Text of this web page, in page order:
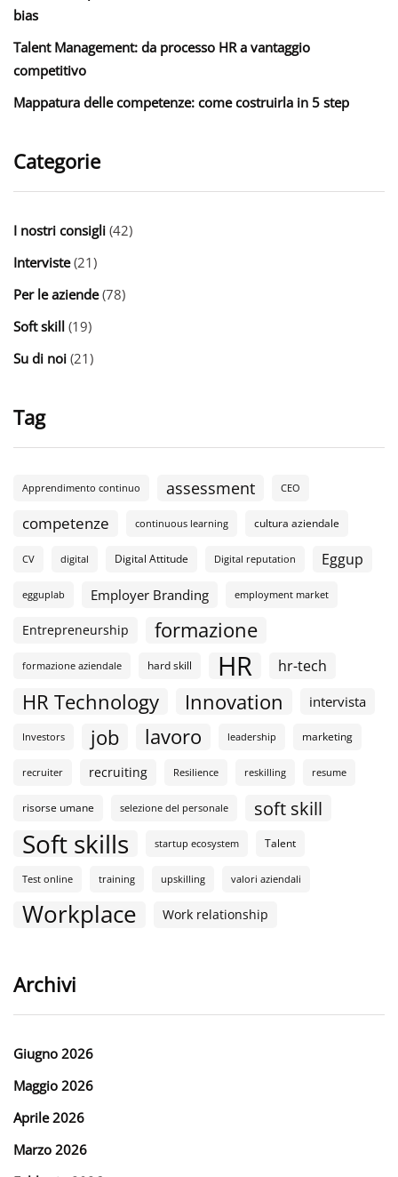
bias
Talent Management: da processo HR a vantaggio
competitivo
Mappatura delle competenze: come costruirla in 5 step
Categorie
I nostri consigli (42)
Interviste(21)
Per le aziende(78)
Soft skill (19)
Su di noi (21)
Tag
Apprendimento continuo assessment CEO
competenze continuous learning cultura aziendale
CV digital Digital Attitude Digital reputation Eggup
egguplab Employer Branding employment market
Entrepreneurship formazione
formazione aziendale hard skill HR hr-tech
HR Technology Innovation intervista
Investors job lavoro leadership marketing
recruiter recruiting Resilience reskilling resume
risorse umane selezione del personale soft skill
Soft skills startup ecosystem Talent
Test online training upskilling valori aziendali
Workplace Work relationship
Archivi
Giugno 2026
Maggio 2026
Aprile 2026
Marzo 2026